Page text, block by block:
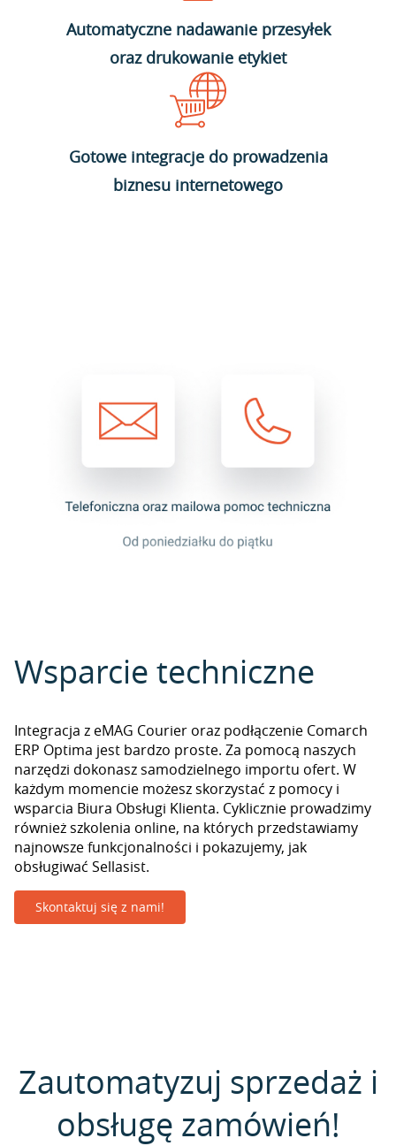
Automatyczne nadawanie przesyłek
oraz drukowanie etykiet
Gotowe integracje do prowadzenia
biznesu internetowego
Wsparcie techniczne
Integracja z eMAG Courier oraz podłączenie Comarch
ERP Optima jest bardzo proste. Za pomocą naszych
narzędzi dokonasz samodzielnego importu ofert. W
każdym momencie możesz skorzystać z pomocy i
wsparcia Biura Obsługi Klienta. Cyklicznie prowadzimy
również szkolenia online, na których przedstawiamy
najnowsze funkcjonalności i pokazujemy, jak
obsługiwać Sellasist.
Skontaktuj się z nami!
Zautomatyzuj sprzedaż i
obsługę zamówień!